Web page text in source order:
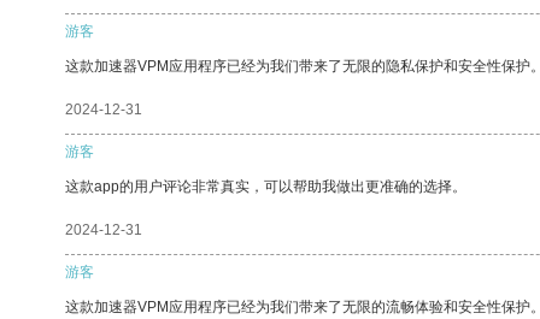
游客
这款加速器VPM应用程序已经为我们带来了无限的隐私保护和安全性保护
2024-12-31
游客
这款app的用户评论非常真实，可以帮助我做出更准确的选择。
2024-12-31
游客
这款加速器VPM应用程序已经为我们带来了无限的流畅体验和安全性保护